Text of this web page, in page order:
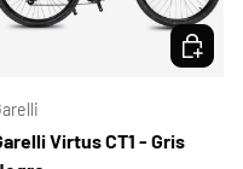
Virtus CT1 - Gris
ELEGIR